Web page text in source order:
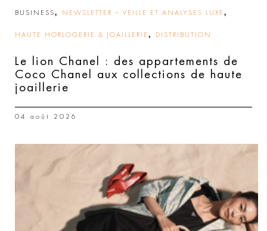
BUSINESS, NEWSLETTER – VEILLE ET ANALYSES LUXE ,
HAUTE HORLOGERIE & JOAILLERIE , DISTRIBUTION
Le lion Chanel : des appartements de
Coco Chanel aux collections de haute
joaillerie
04 août 2026